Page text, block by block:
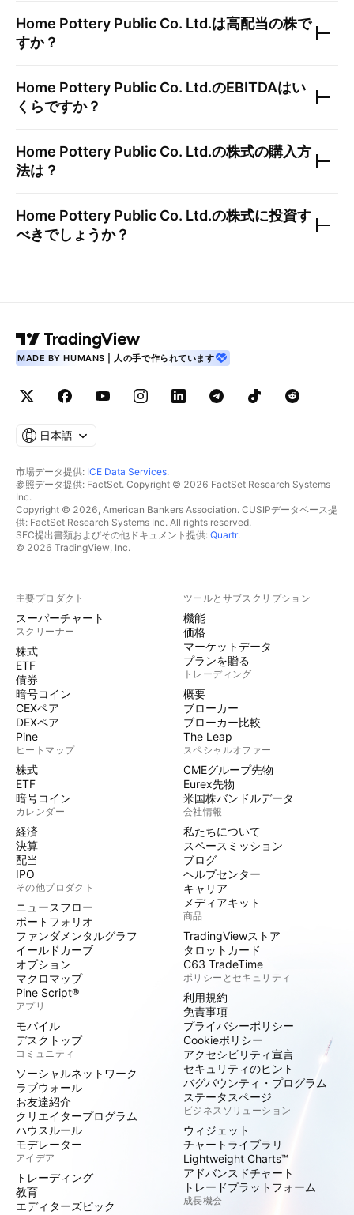
Home Pottery Public Co. Ltd.は高配当の株で
すか？
Home Pottery Public Co. Ltd.のEBITDAはい
くらですか？
Home Pottery Public Co. Ltd.の株式の購入方
法は？
Home Pottery Public Co. Ltd.の株式に投資す
べきでしょうか？
MADE BY HUMANS | 人の手で作られています
日本語
市場データ提供: ICE Data Services.
参照データ提供: FactSet. Copyright © 2026 FactSet Research Systems
Inc.
Copyright © 2026, American Bankers Association. CUSIPデータベース提
供: FactSet Research Systems Inc. All rights reserved.
SEC提出書類およびその他ドキュメント提供: Quartr.
© 2026 TradingView, Inc.
主要プロダクト
スーパーチャート
スクリーナー
株式
ETF
債券
暗号コイン
CEXペア
DEXペア
Pine
ヒートマップ
株式
ETF
暗号コイン
カレンダー
経済
決算
配当
IPO
その他プロダクト
ニュースフロー
ポートフォリオ
ファンダメンタルグラフ
イールドカーブ
オプション
マクロマップ
Pine Script®
アプリ
モバイル
デスクトップ
コミュニティ
ソーシャルネットワーク
ラブウォール
お友達紹介
クリエイタープログラム
ハウスルール
モデレーター
アイデア
トレーディング
教育
エディターズピック
ツールとサブスクリプション
機能
価格
マーケットデータ
プランを贈る
トレーディング
概要
ブローカー
ブローカー比較
The Leap
スペシャルオファー
CMEグループ先物
Eurex先物
米国株バンドルデータ
会社情報
私たちについて
スペースミッション
ブログ
ヘルプセンター
キャリア
メディアキット
商品
TradingViewストア
タロットカード
C63 TradeTime
ポリシーとセキュリティ
利用規約
免責事項
プライバシーポリシー
Cookieポリシー
アクセシビリティ宣言
セキュリティのヒント
バグバウンティ・プログラム
ステータスページ
ビジネスソリューション
ウィジェット
チャートライブラリ
Lightweight Charts™
アドバンスドチャート
トレードプラットフォーム
成長機会